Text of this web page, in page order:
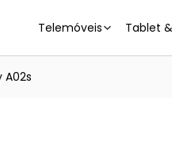
Telemóveis Tablet
A02s